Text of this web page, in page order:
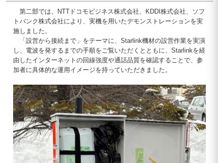
第二部では、NTTドコモビジネス株式会社、KDDI株式会社、ソフ
トバンク株式会社により、実機を用いたデモンストレーションを実
施しました。
「設営から接続まで」をテーマに、Starlink機材の設営作業を実演
し、電波を発するまでの手順をご覧いただくとともに、Starlinkを経
由したインターネットの回線強度や通話品質を確認することで、参
加者に具体的な運用イメージを持っていただきました。